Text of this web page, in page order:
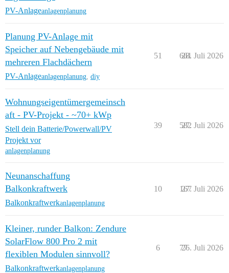
PV-Anlageanlagenplanung
Planung PV-Anlage mit
Speicher auf Nebengebäude mit
mehreren Flachdächern
PV-Anlageanlagenplanung diy
51 661
28. Juli 2026
Wohnungseigentümergemeinsch
aft - PV-Projekt - ~70+ kWp
Stell dein Batterie/Powerwall/PV
Projekt vor
anlagenplanung
39 582
27. Juli 2026
Neunanschaffung
Balkonkraftwerk
Balkonkraftwerkanlagenplanung
10 167
27. Juli 2026
Kleiner, runder Balkon: Zendure
SolarFlow 800 Pro 2 mit
flexiblen Modulen sinnvoll?
Balkonkraftwerkanlagenplanung
6 77
26. Juli 2026